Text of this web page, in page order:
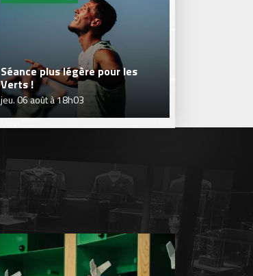
Séance plus légère pour les
Verts !
jeu. 06 août à 18h03